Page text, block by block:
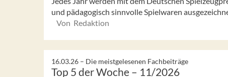
und pädagogisch sinnvolle Spielwaren
Von Redaktion
16.03.26 – Die meistgelesenen Fachbeiträge
Top 5 der Woche – 11/2026